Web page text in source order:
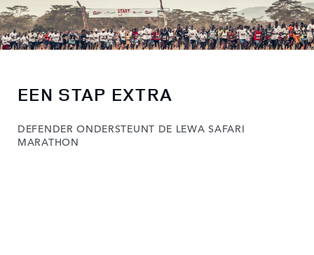
EEN STAP EXTRA
DEFENDER ONDERSTEUNT DE LEWA SAFARI
MARATHON